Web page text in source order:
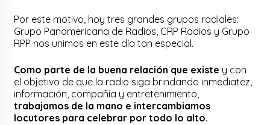
Por este motivo, hoy tres grandes grupos radiales:
Grupo Panamericana de Radios, CRP Radios y Grupo
RPP nos unimos en este día tan especial.
Como parte de la buena relación que existe y con
el objetivo de que la radio siga brindando inmediatez,
información, compañía y entretenimiento,
trabajamos de la mano e intercambiamos
locutores para celebrar por todo lo alto.